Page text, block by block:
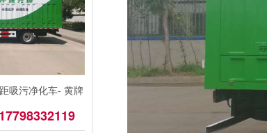
吸污净化车- 黄牌